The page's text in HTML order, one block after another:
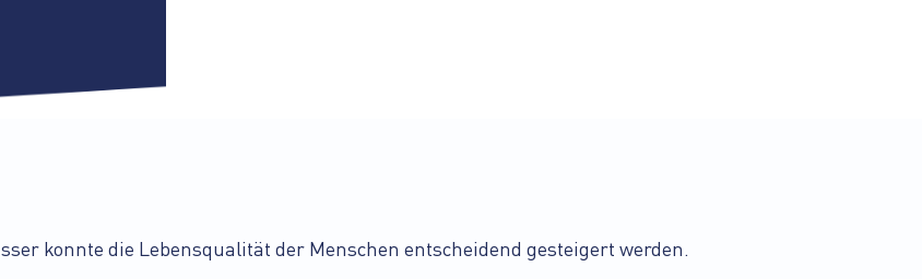
konnte die Lebensqualität der Menschen entscheidend gesteigert werden.